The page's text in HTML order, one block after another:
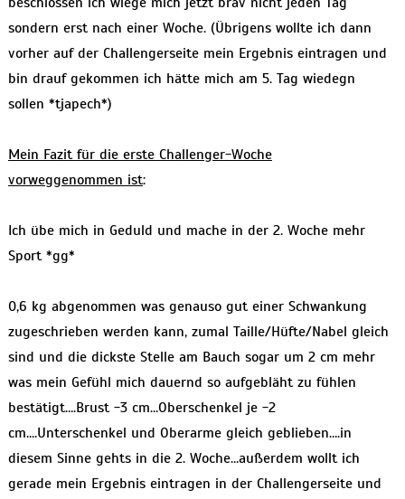
sondern erst nach einer Woche. (Übrigens wollte ich dann
vorher auf der Challengerseite mein Ergebnis eintragen und
bin drauf gekommen ich hätte mich am 5. Tag wiedegn
sollen *tjapech*)
Mein Fazit für die erste Challenger-Woche
vorweggenommen ist:
Ich übe mich in Geduld und mache in der 2. Woche mehr
Sport *gg*
0,6 kg abgenommen was genauso gut einer Schwankung
zugeschrieben werden kann, zumal Taille/Hüfte/Nabel gleich
sind und die dickste Stelle am Bauch sogar um 2 cm mehr
was mein Gefühl mich dauernd so aufgebläht zu fühlen
bestätigt….Brust -3 cm…Oberschenkel je -2
cm….Unterschenkel und Oberarme gleich geblieben….in
diesem Sinne gehts in die 2. Woche…außerdem wollt ich
gerade mein Ergebnis eintragen in der Challengerseite und